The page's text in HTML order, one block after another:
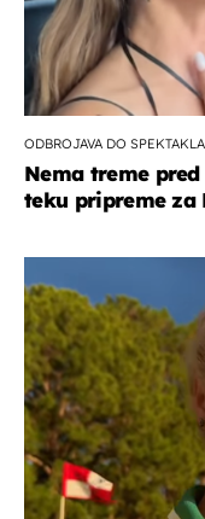
ODBROJAVA DO SPEKTAKLA
Nema treme
teku pripreme za